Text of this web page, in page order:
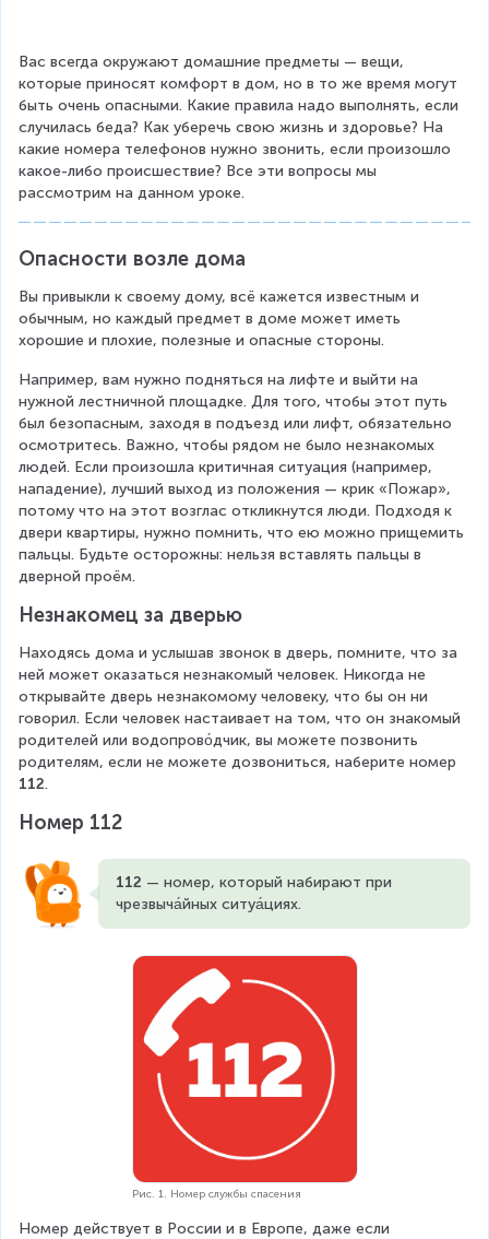
Вас всегда окружают домашние предметы — вещи,
которые приносят комфорт в дом, но в то же время могут
быть очень опасными. Какие правила надо выполнять, если
случилась беда? Как уберечь свою жизнь и здоровье? На
какие номера телефонов нужно звонить, если произошло
какое-либо происшествие? Все эти вопросы мы
рассмотрим на данном уроке.
Опасности возле дома
Вы привыкли к своему дому, всё кажется известным и
обычным, но каждый предмет в доме может иметь
хорошие и плохие, полезные и опасные стороны.
Например, вам нужно подняться на лифте и выйти на
нужной лестничной площадке. Для того, чтобы этот путь
был безопасным, заходя в подъезд или лифт, обязательно
осмотритесь. Важно, чтобы рядом не было незнакомых
людей. Если произошла критичная ситуация (например,
нападение), лучший выход из положения — крик «Пожар»,
потому что на этот возглас откликнутся люди. Подходя к
двери квартиры, нужно помнить, что ею можно прищемить
пальцы. Будьте осторожны: нельзя вставлять пальцы в
дверной проём.
Незнакомец за дверью
Находясь дома и услышав звонок в дверь, помните, что за
ней может оказаться незнакомый человек. Никогда не
открывайте дверь незнакомому человеку, что бы он ни
говорил. Если человек настаивает на том, что он знакомый
родителей или водопрово́дчик, вы можете позвонить
родителям, если не можете дозвониться, наберите номер
112.
Номер 112
112 — номер, который набирают при
чрезвыча́йных ситуа́циях.
Рис. 1. Номер службы спасения
Номер действует в России и в Европе, даже если